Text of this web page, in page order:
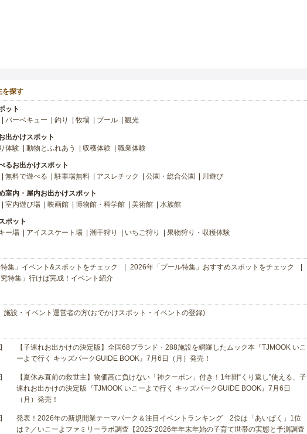
を探す
ット
バーベキュー 釣り 牧場 プール 観光
出かけスポット
体験 動物とふれあう 収穫体験 職業体験
るお出かけスポット
無料で遊べる 駐車場無料 アスレチック 公園・総合公園 川遊び
室内・屋内お出かけスポット
室内遊び場 映画館 博物館・科学館 美術館 水族館
ポット
ー場 アイススケート場 潮干狩り いちご狩り 果物狩り・収穫体験
集」イベント&スポットをチェック
2026年「プール特集」おすすめスポットをチェック
特集」行けば完成！イベント紹介
施設・イベント運営者の方(おでかけスポット・イベントの登録)
【子連れお出かけの決定版】全国68ブランド・288施設を網羅したムック本『TJMOOK いこ
ーよで行く キッズパークGUIDE BOOK』7月6日（月）発売！
【夏休み直前の救世主】物価高に負けない「神クーポン」付き！1年間“くり返し”使える、子
連れお出かけの決定版『TJMOOK いこーよで行く キッズパークGUIDE BOOK』7月6日
（月）発売！
発表！2026年の新規開業テーマパーク＆注目イベントランキング 2位は「あいぱく」1位
は？／いこーよファミリーラボ調査【2025⁻2026年年末年始の子育て世帯の実態と予測調査